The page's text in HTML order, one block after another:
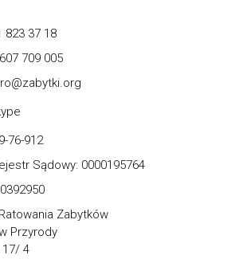
823 37 18
709 005
76-912
Sądowy: 0000195764
Zabytków
Przyrody
17/ 4